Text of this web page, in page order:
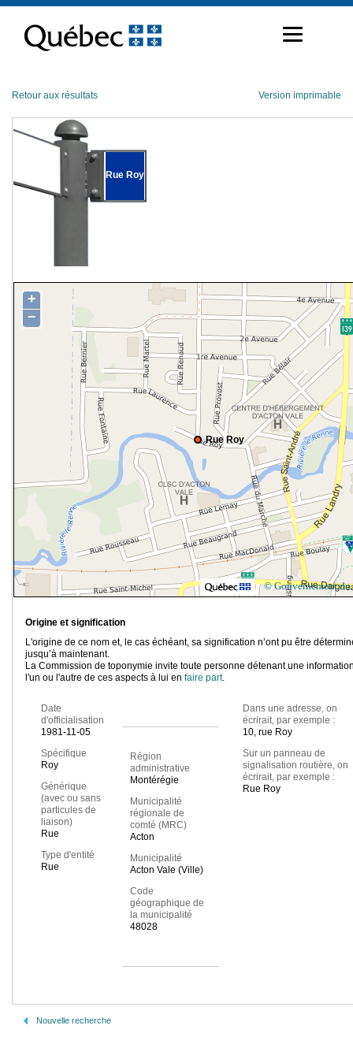
contenu
Retour aux résultats Version imprimable
Rue Roy
Rue Roy
+
−
© Gouvernement du
Origine et signification
L'origine de ce nom et, le cas échéant, sa signification n’ont pu être
jusqu’à maintenant.
La Commission de toponymie invite toute personne détenant une
l'un ou l'autre de ces aspects à lui en faire part.
Date
d'officialisation
1981-11-05
Spécifique
Roy
Générique
(avec ou sans
particules de
liaison)
Rue
Type d'entité
Rue
Région
administrative
Montérégie
Municipalité
régionale de
comté (MRC)
Acton
Municipalité
Acton Vale (Ville)
Code
géographique de
la municipalité
48028
Dans une adresse, on
écrirait, par exemple :
10, rue Roy
Sur un panneau de
signalisation routière, on
écrirait, par exemple :
Rue Roy
Nouvelle recherche